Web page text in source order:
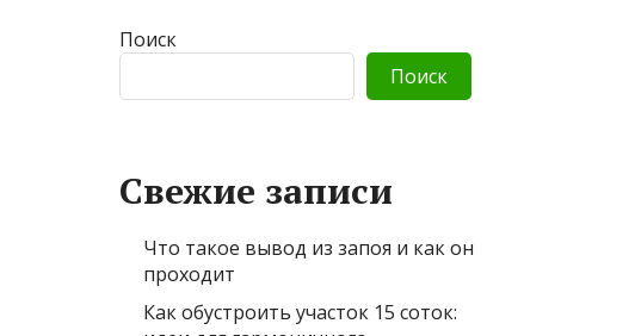
Поиск
Поиск
Свежие записи
Что такое вывод из запоя и как он
проходит
Как обустроить участок 15 соток: